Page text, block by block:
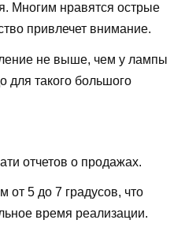
Многим нравятся острые
привлечет внимание.
не выше, чем у лампы
для такого большого
отчетов о продажах.
5 до 7 градусов, что
время реализации.